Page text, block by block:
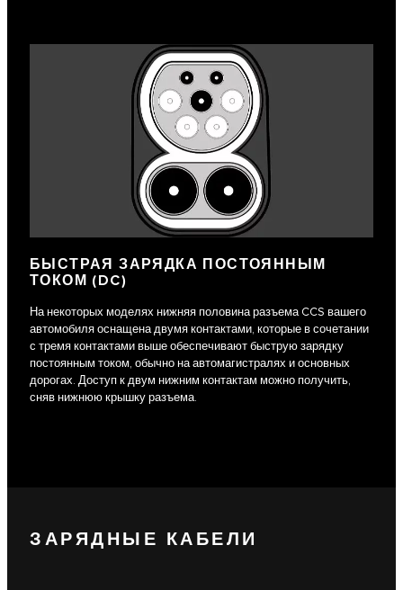
БЫСТРАЯ ЗАРЯДКА ПОСТОЯННЫМ
ТОКОМ (DC)
На некоторых моделях нижняя половина разъема CCS вашего
автомобиля оснащена двумя контактами, которые в сочетании
с тремя контактами выше обеспечивают быструю зарядку
постоянным током, обычно на автомагистралях и основных
дорогах. Доступ к двум нижним контактам можно получить,
сняв нижнюю крышку разъема.
ЗАРЯДНЫЕ КАБЕЛИ